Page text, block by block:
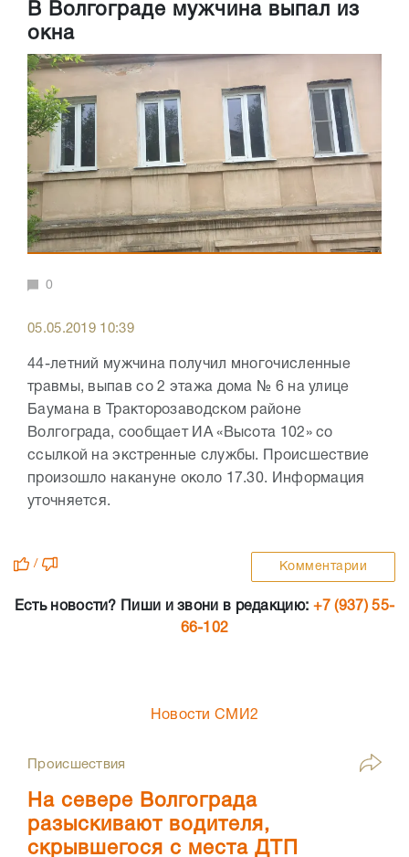
В Волгограде мужчина выпал из
окна
0
05.05.2019 10:39
44-летний мужчина получил многочисленные
травмы, выпав со 2 этажа дома № 6 на улице
Баумана в Тракторозаводском районе
Волгограда, сообщает ИА «Высота 102» со
ссылкой на экстренные службы. Происшествие
произошло накануне около 17.30. Информация
уточняется.
/ Комментарии
Есть новости? Пиши и звони в редакцию: +7 (937) 55-
66-102
Новости СМИ2
Происшествия
На севере Волгограда
разыскивают водителя,
скрывшегося с места ДТП